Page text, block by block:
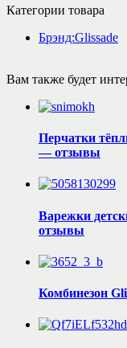
Категории товара
Брэнд:Glissade
Вам также будет
Перчатки
— отзывы
Варежки
отзывы
Комбинезон